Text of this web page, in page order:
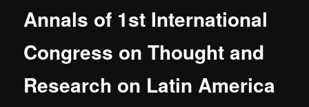
Annals of 1st International
Congress on Thought and
Research on Latin America